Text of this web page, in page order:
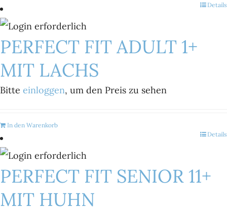
Details
PERFECT FIT ADULT 1+
MIT LACHS
Bitte einloggen, um den Preis zu sehen
In den Warenkorb
Details
PERFECT FIT SENIOR 11+
MIT HUHN